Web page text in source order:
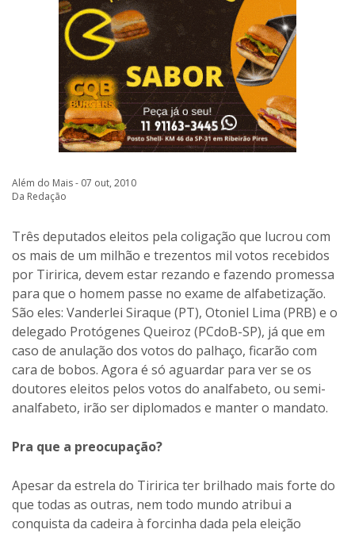
Além do Mais - 07 out, 2010
Da Redação
Três deputados eleitos pela coligação que lucrou com
os mais de um milhão e trezentos mil votos recebidos
por Tiririca, devem estar rezando e fazendo promessa
para que o homem passe no exame de alfabetização.
São eles: Vanderlei Siraque (PT), Otoniel Lima (PRB) e o
delegado Protógenes Queiroz (PCdoB-SP), já que em
caso de anulação dos votos do palhaço, ficarão com
cara de bobos. Agora é só aguardar para ver se os
doutores eleitos pelos votos do analfabeto, ou semi-
analfabeto, irão ser diplomados e manter o mandato.
Pra que a preocupação?
Apesar da estrela do Tiririca ter brilhado mais forte do
que todas as outras, nem todo mundo atribui a
conquista da cadeira à forcinha dada pela eleição